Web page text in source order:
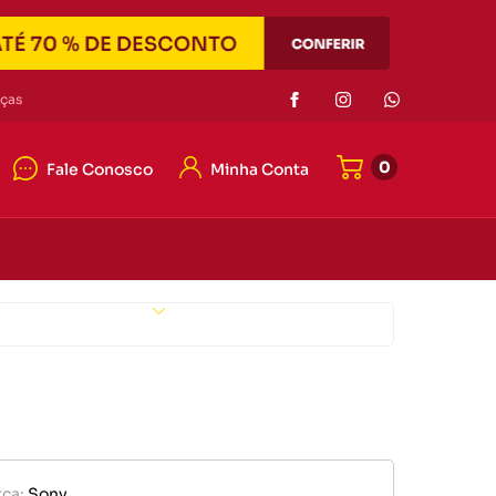
Fale Conosco
7121
Minha Conta 0
de pilha
Eletrônicos
de pilha
portátil